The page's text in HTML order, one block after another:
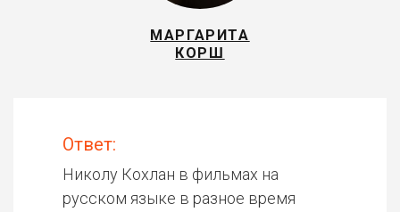
МАРГАРИТА
КОРШ
Ответ:
Николу Кохлан в фильмах на
русском языке в разное время